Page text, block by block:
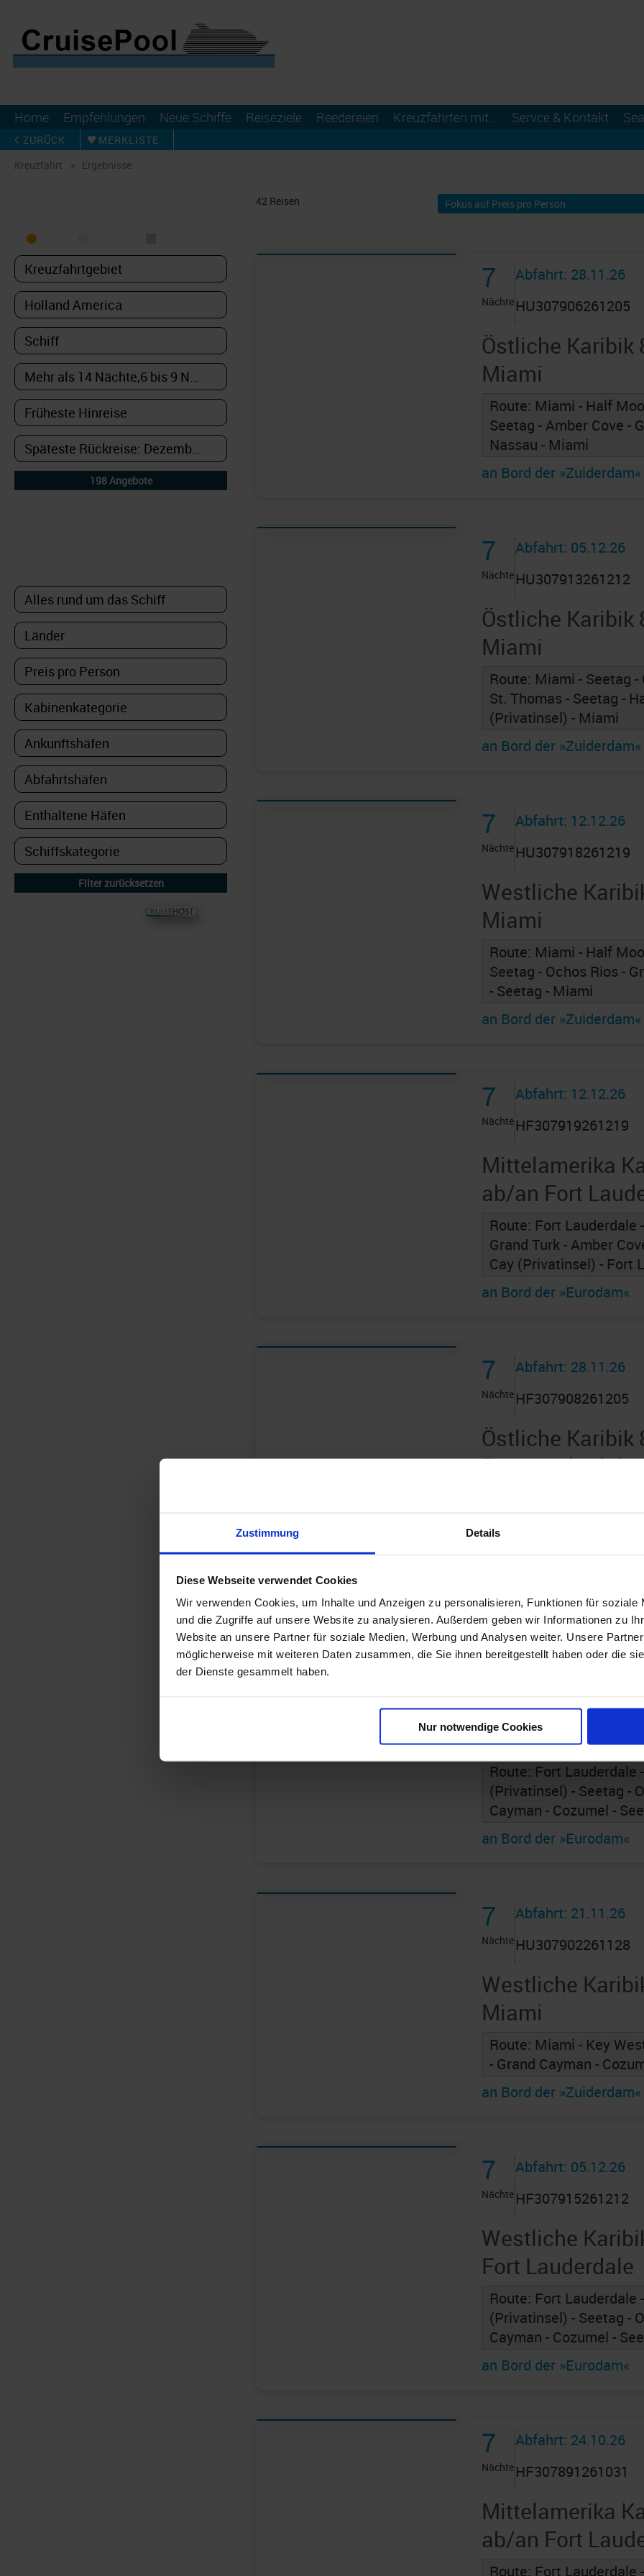
Zustimmung Details
Diese Webseite verwendet Cookies
Wir verwenden Cookies, um Inhalte und Anzeigen zu personalisieren, Funktionen für soziale
und die Zugriffe auf unsere Website zu analysieren. Außerdem geben wir Informationen zu
Website an unsere Partner für soziale Medien, Werbung und Analysen weiter. Unsere
möglicherweise mit weiteren Daten zusammen, die Sie ihnen bereitgestellt haben oder die
der Dienste gesammelt haben.
Nur notwendige Cookies
Home Empfehlungen Neue Schiffe Reiseziele Reedereien Kreuzfahrten mit... Servce & Kontakt
ZURÜCK
MERKLISTE
Kreuzfahrt
Ergebnisse
42 Reisen
7
Nächte
Abfahrt: 28.11.26
HU307906261205
Östliche Karibik
Miami
Route: Miami - Half
Seetag - Amber Cove -
Nassau - Miami
an Bord der »Zuiderdam«
7
Nächte
Abfahrt: 05.12.26
HU307913261212
Östliche Karibik
Miami
Route: Miami - Seetag -
St. Thomas - Seetag -
(Privatinsel) - Miami
an Bord der »Zuiderdam«
7
Nächte
Abfahrt: 12.12.26
HU307918261219
Westliche
Miami
Route: Miami - Half
Seetag - Ochos Rios -
- Seetag - Miami
an Bord der »Zuiderdam«
7
Nächte
Abfahrt: 12.12.26
HF307919261219
Mittelamerika
ab/an Fort
Route: Fort Lauderdale
Grand Turk - Amber
Cay (Privatinsel) - Fort
an Bord der »Eurodam«
7
Nächte
Abfahrt: 28.11.26
HF307908261205
Östliche Karibik
Fort Lauderdale
Route: Fort
Cay (Privatinsel) - Fort
7
Abfahrt: 14.11.26
Westliche
Fort Lauderdale
Route: Fort Lauderdale
(Privatinsel) - Seetag -
Cayman - Cozumel -
an Bord der »Eurodam«
7
Nächte
Abfahrt: 21.11.26
HU307902261128
Westliche
Miami
Route: Miami - Key
- Grand Cayman -
an Bord der »Zuiderdam«
7
Nächte
Abfahrt: 05.12.26
HF307915261212
Westliche
Fort Lauderdale
Route: Fort Lauderdale
(Privatinsel) - Seetag -
Cayman - Cozumel -
an Bord der »Eurodam«
7
Nächte
Abfahrt: 24.10.26
HF307891261031
Mittelamerika
ab/an Fort
Route: Fort Lauderdale